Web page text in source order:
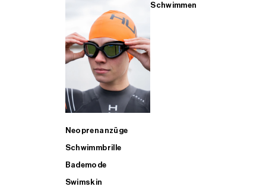
Schwimmen
Neoprenanzüge
Schwimmbrille
Bademode
Swimskin